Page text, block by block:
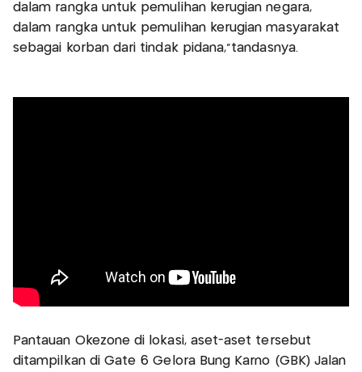
dalam rangka untuk pemulihan kerugian negara,
dalam rangka untuk pemulihan kerugian masyarakat
sebagai korban dari tindak pidana,"tandasnya.
Pantauan Okezone di lokasi, aset-aset tersebut
ditampilkan di Gate 6 Gelora Bung Karno (GBK) Jalan